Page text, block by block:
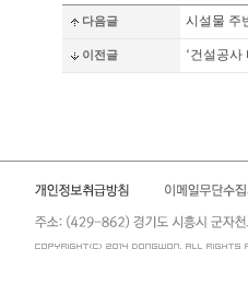
다음글 시설물 주
이전글 ‘건설공